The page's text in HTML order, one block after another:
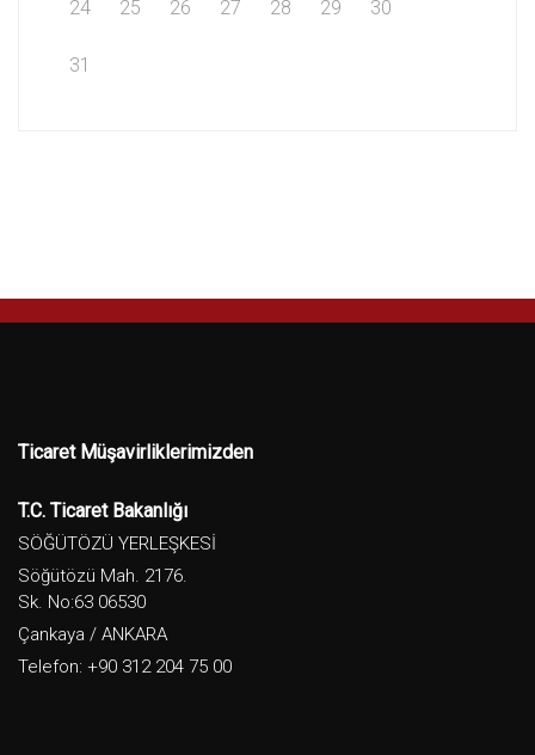
24 25 26 27 28 29 30
31
Ticaret Müşavirliklerimizden
T.C. Ticaret Bakanlığı
SÖĞÜTÖZÜ YERLEŞKESİ
Söğütözü Mah. 2176.
Sk. No:63 06530
Çankaya / ANKARA
Telefon: +90 312 204 75 00